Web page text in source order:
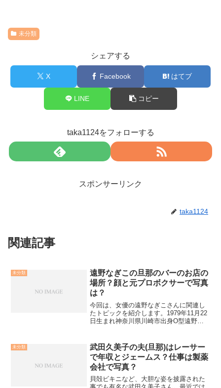
未分類
シェアする
X Facebook はてブ
LINE コピー
taka1124をフォローする
スポンサーリンク
taka1124
関連記事
未分類
遠野なぎこの旦那のバーのお店の
場所？顔と元プロボクサーで写真
は？
今回は、女優の遠野なぎこさんに関連し
たトピックを紹介します。1979年11月22
日生まれ神奈川県川崎市出身O型遠野さ
いわゆる「お高くとまった芸能人」とい
う感じではありま...
未分類
武田久美子の夫(旦那)はレーサー
で年収とジェームス？仕事は製薬
会社で写真？
貝殻ビキニなど、大胆な姿を披露された